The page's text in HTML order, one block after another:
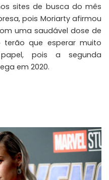
sites de busca do mês
pois Moriarty afirmou
uma saudável dose de
que esperar muito
pois a segunda
em 2020.